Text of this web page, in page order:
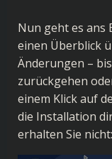
Nun geht es ans
einen Überblick
Änderungen –
zurückgehen
einem Klick auf
die Installation
erhalten Sie nicht: